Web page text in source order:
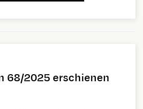
68/2025 erschienen